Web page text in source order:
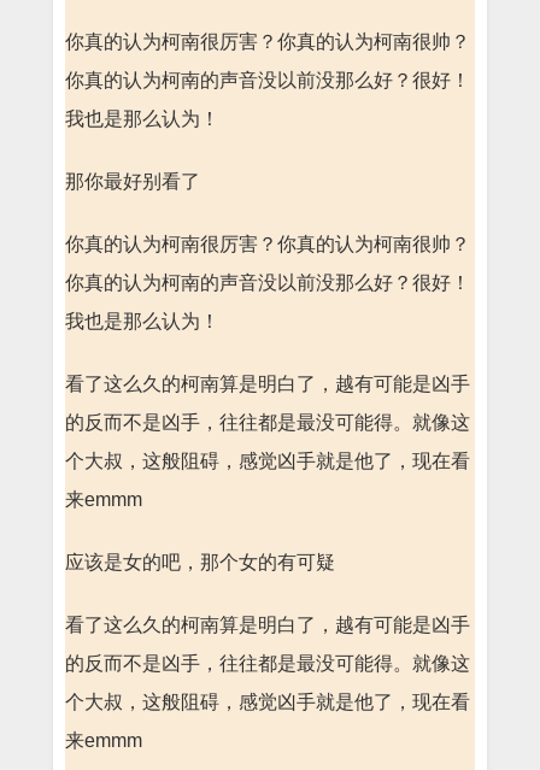
你真的认为柯南很厉害？你真的认为柯南很帅？
你真的认为柯南的声音没以前没那么好？很好！
我也是那么认为！
那你最好别看了
你真的认为柯南很厉害？你真的认为柯南很帅？
你真的认为柯南的声音没以前没那么好？很好！
我也是那么认为！
看了这么久的柯南算是明白了，越有可能是凶手
的反而不是凶手，往往都是最没可能得。就像这
个大叔，这般阻碍，感觉凶手就是他了，现在看
来emmm
应该是女的吧，那个女的有可疑
看了这么久的柯南算是明白了，越有可能是凶手
的反而不是凶手，往往都是最没可能得。就像这
个大叔，这般阻碍，感觉凶手就是他了，现在看
来emmm